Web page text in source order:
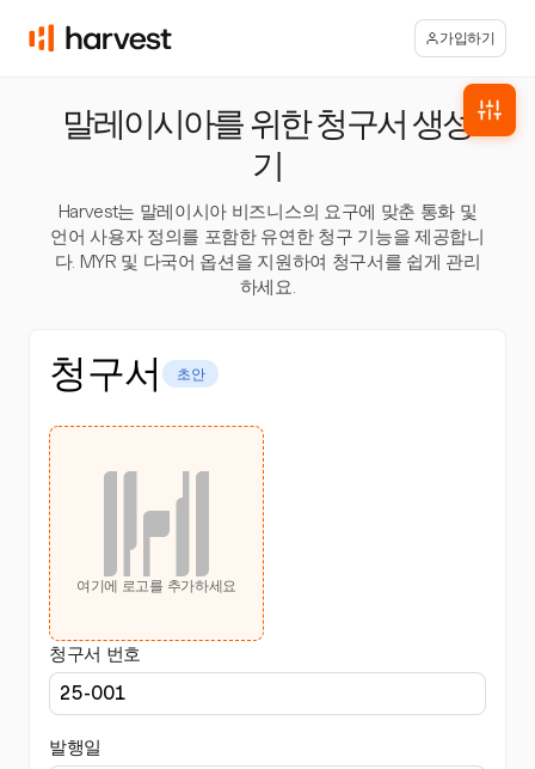
가입하기
말레이시아를 위한 청구서 생성
기
Harvest는 말레이시아 비즈니스의 요구에 맞춘 통화 및
언어 사용자 정의를 포함한 유연한 청구 기능을 제공합니
다. MYR 및 다국어 옵션을 지원하여 청구서를 쉽게 관리
하세요.
청구서 초안
여기에 로고를 추가하세요
청구서 번호
발행일